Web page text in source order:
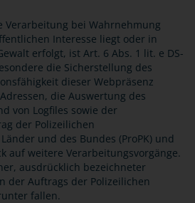
Verarbeitung bei Wahrnehmung
Interesse liegt oder in
erfolgt, ist Art. 6 Abs. 1 lit. e DS-
die Sicherstellung des
dieser Webpräsenz
die Auswertung des
von Logfiles sowie der
der Polizeilichen
und des Bundes (ProPK) und
auf weitere Verarbeitungsvorgänge.
ausdrücklich bezeichneter
der Auftrags der Polizeilichen
fallen.